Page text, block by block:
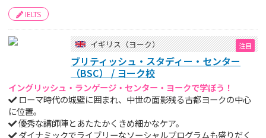
IELTS
イギリス（ヨーク）
ブリティッシュ・スタディー・センター
（BSC） / ヨーク校
イングリッシュ・ランゲージ・センター・ヨークで学ぼう！
ローマ時代の城壁に囲まれ、中世の面影残る古都ヨークの中心
に位置。
優秀な講師陣とあたたかくきめ細かなケア。
ダイナミックでライブリーなソーシャルプログラムも盛りだく